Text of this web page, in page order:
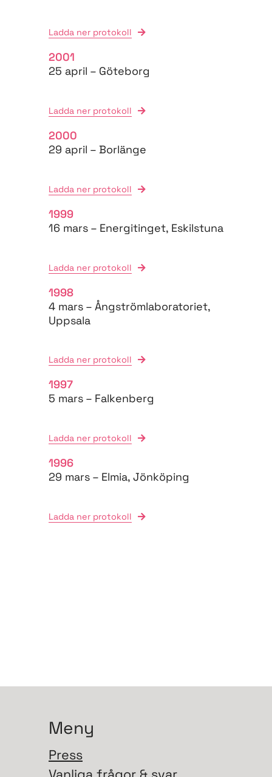
Ladda ner protokoll
2001
25 april – Göteborg
Ladda ner protokoll
2000
29 april – Borlänge
Ladda ner protokoll
1999
16 mars – Energitinget, Eskilstuna
Ladda ner protokoll
1998
4 mars – Ångströmlaboratoriet,
Uppsala
Ladda ner protokoll
1997
5 mars – Falkenberg
Ladda ner protokoll
1996
29 mars – Elmia, Jönköping
Ladda ner protokoll
Meny
Press